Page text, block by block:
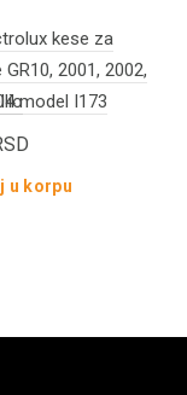
kese za
2001, 2002,
model I173
u korpu